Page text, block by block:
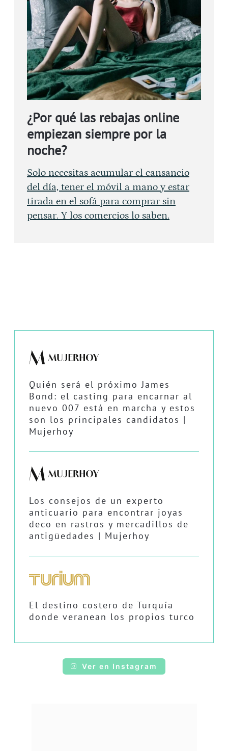
¿Por qué las rebajas online
empiezan siempre por la
noche?
Solo necesitas acumular el cansancio
del día, tener el móvil a mano y estar
tirada en el sofá para comprar sin
pensar. Y los comercios lo saben.
Quién será el próximo James
Bond: el casting para encarnar al
nuevo 007 está en marcha y estos
son los principales candidatos |
Mujerhoy
Los consejos de un experto
anticuario para encontrar joyas
deco en rastros y mercadillos de
antigüedades | Mujerhoy
El destino costero de Turquía
donde veranean los propios turco
Ver en Instagram